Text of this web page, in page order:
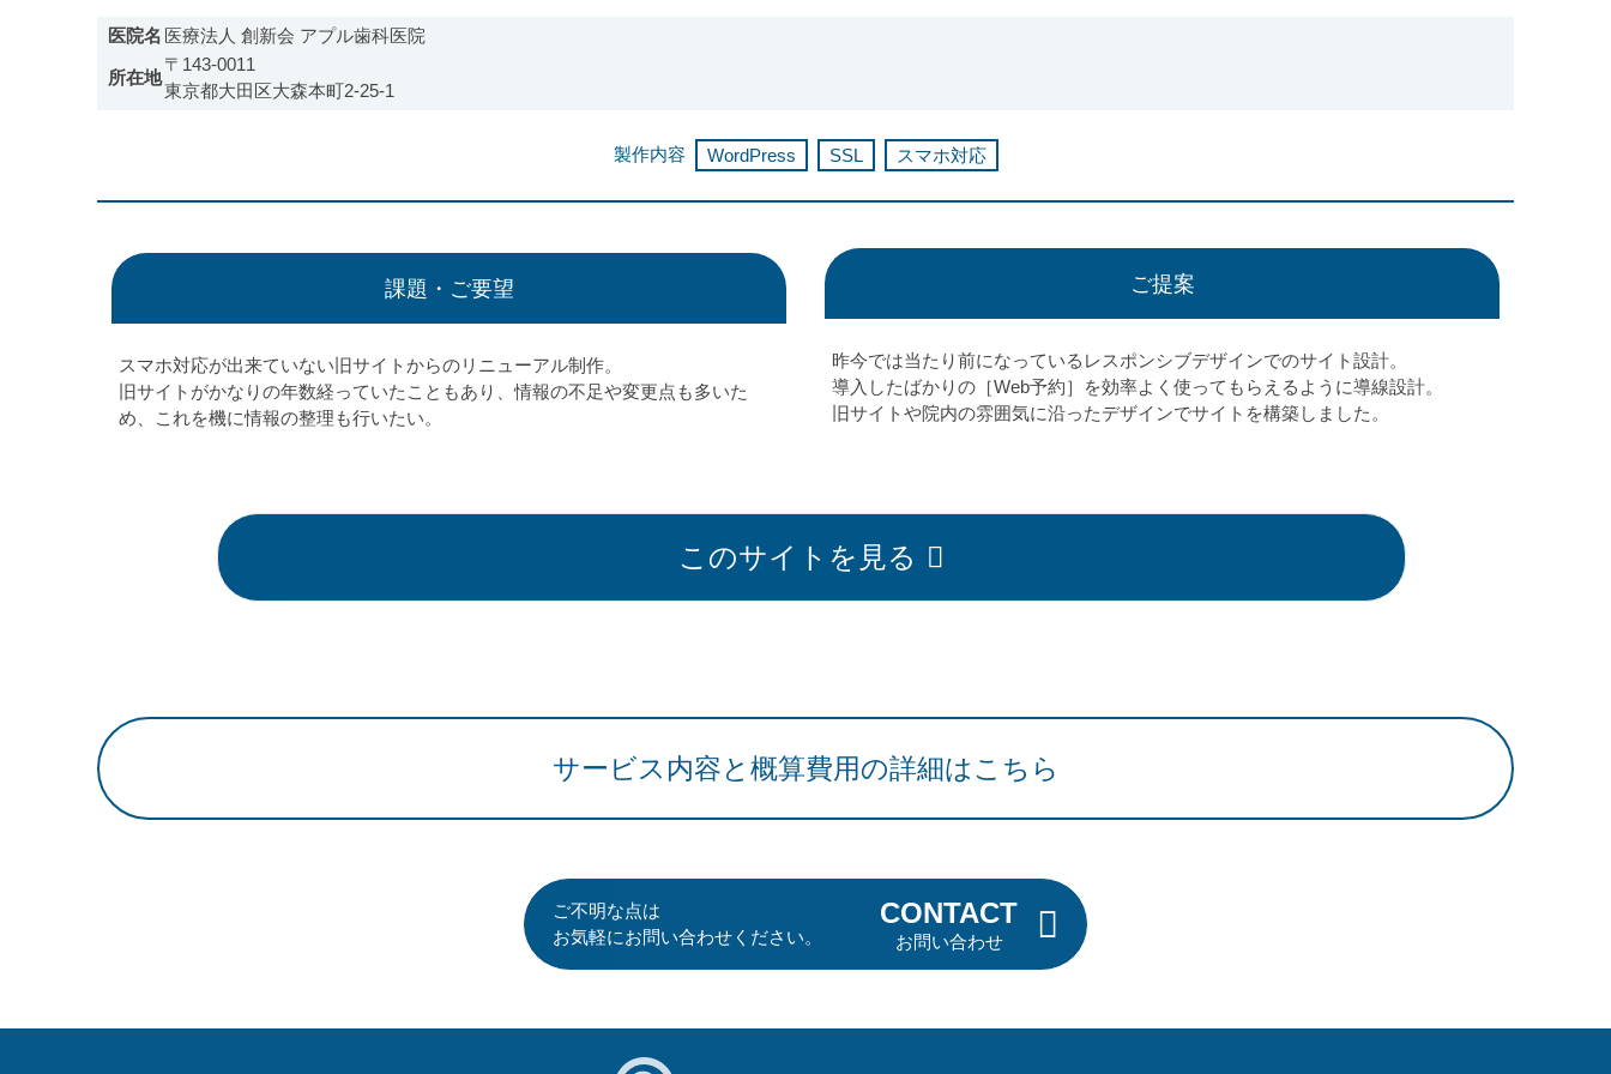
医院名 医療法人 創新会 アプル歯科医院
所在地
〒143-0011
東京都大田区大森本町2-25-1
製作内容 WordPress SSL スマホ対応
課題・ご要望
スマホ対応が出来ていない旧サイトからのリニューアル制作。
旧サイトがかなりの年数経っていたこともあり、情報の不足や変更点も多いた
め、これを機に情報の整理も行いたい。
ご提案
昨今では当たり前になっているレスポンシブデザインでのサイト設計。
導入したばかりの［Web予約］を効率よく使ってもらえるように導線設計。
旧サイトや院内の雰囲気に沿ったデザインでサイトを構築しました。
このサイトを見る
サービス内容と概算費用の詳細はこちら
ご不明な点は
お気軽にお問い合わせください。
CONTACT
お問い合わせ